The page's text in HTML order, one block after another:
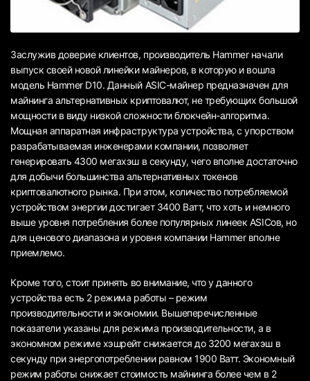
Заслужив доверие клиентов, производитель Hammer начали
выпуск своей новой линейки майнеров, в которую и вошла
модель Hammer D10. Данный ASIC-майнер предназначен для
майнинга альтернативных криптовалют, не требующих большой
мощности в виду низкой сложности блокчейн-алгоритма.
Мощная аппаратная инфраструктура устройства, с упорством
разрабатываемая инженерами компании, позволяет
генерировать 4300 мегахэш в секунду, чего вполне достаточно
для добычи большинства альтернативных токенов
криптовалютного рынка. При этом, количество потребляемой
устройством энергии достигает 3400 Ватт, что хоть и немного
выше уровня потребления более популярных линеек ASICов, но
для ценового диапазона и уровня компании Hammer вполне
приемлемо.
Кроме того, стоит принять во внимание, что у данного
устройства есть 2 режима работы – режим
производительности и экономии. Вышеперечисленные
показатели указаны для режима производительности, а в
экономном режиме хэшрейт снижается до 3200 мегахэш в
секунду при энергопотреблении равном 1900 Ватт. Экономный
режим работы снижает стоимость майнинга более чем в 2